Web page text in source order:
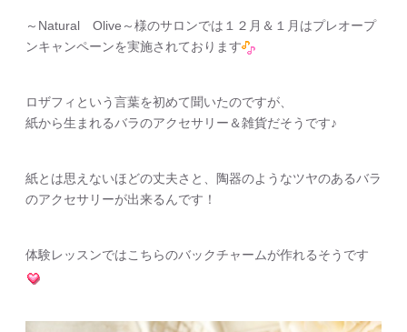
～Natural Olive～様のサロンでは１２月＆１月はプレオープ
ンキャンペーンを実施されております
ロザフィという言葉を初めて聞いたのですが、
紙から生まれるバラのアクセサリー＆雑貨だそうです♪
紙とは思えないほどの丈夫さと、陶器のようなツヤのあるバラ
のアクセサリーが出来るんです！
体験レッスンではこちらのバックチャームが作れるそうです